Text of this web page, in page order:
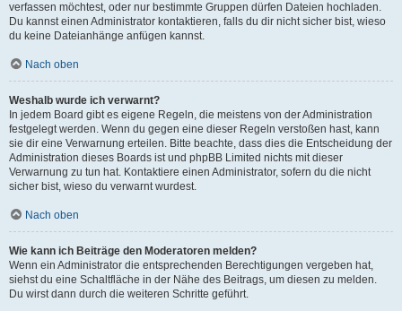
verfassen möchtest, oder nur bestimmte Gruppen dürfen Dateien hochladen.
Du kannst einen Administrator kontaktieren, falls du dir nicht sicher bist, wieso
du keine Dateianhänge anfügen kannst.
Nach oben
Weshalb wurde ich verwarnt?
In jedem Board gibt es eigene Regeln, die meistens von der Administration
festgelegt werden. Wenn du gegen eine dieser Regeln verstoßen hast, kann
sie dir eine Verwarnung erteilen. Bitte beachte, dass dies die Entscheidung der
Administration dieses Boards ist und phpBB Limited nichts mit dieser
Verwarnung zu tun hat. Kontaktiere einen Administrator, sofern du die nicht
sicher bist, wieso du verwarnt wurdest.
Nach oben
Wie kann ich Beiträge den Moderatoren melden?
Wenn ein Administrator die entsprechenden Berechtigungen vergeben hat,
siehst du eine Schaltfläche in der Nähe des Beitrags, um diesen zu melden.
Du wirst dann durch die weiteren Schritte geführt.